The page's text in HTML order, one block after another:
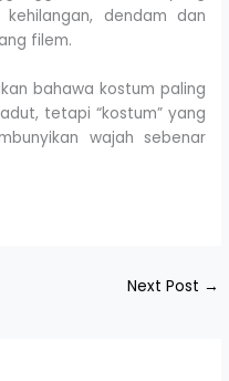
dendam dan
filem.
bahawa kostum paling
tetapi “kostum” yang
wajah sebenar
Next Post →